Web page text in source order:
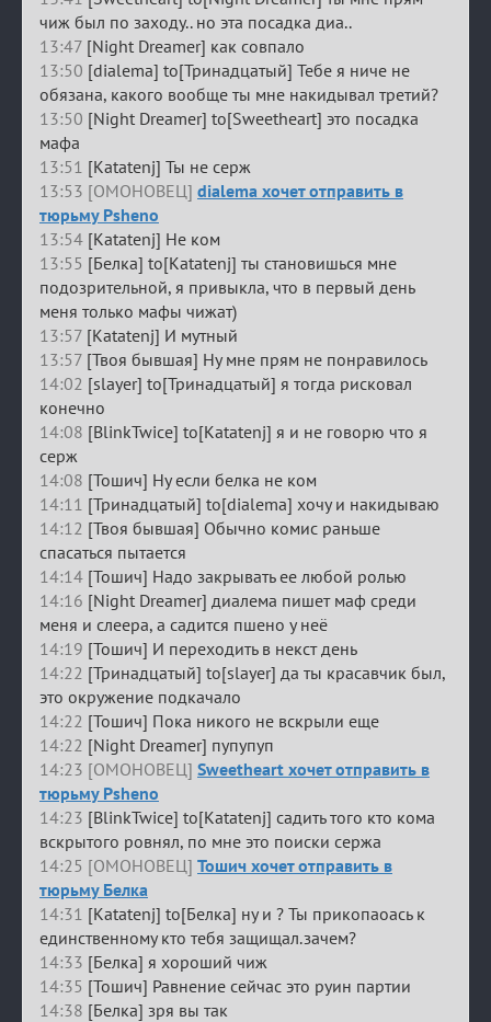
чиж был по заходу.. но эта посадка диа..
13:47 [Night Dreamer] как совпало
13:50 [dialema] to[Тринадцатый] Тебе я ниче не
обязана, какого вообще ты мне накидывал третий?
13:50 [Night Dreamer] to[Sweetheart] это посадка
мафа
13:51 [Katatenj] Ты не серж
13:53 [ОМОНОВЕЦ] dialema хочет отправить в
тюрьму Psheno
13:54 [Katatenj] Не ком
13:55 [Белка] to[Katatenj] ты становишься мне
подозрительной, я привыкла, что в первый день
меня только мафы чижат)
13:57 [Katatenj] И мутный
13:57 [Твоя бывшая] Ну мне прям не понравилось
14:02 [slayer] to[Тринадцатый] я тогда рисковал
конечно
14:08 [BlinkTwice] to[Katatenj] я и не говорю что я
серж
14:08 [Тошич] Ну если белка не ком
14:11 [Тринадцатый] to[dialema] хочу и накидываю
14:12 [Твоя бывшая] Обычно комис раньше
спасаться пытается
14:14 [Тошич] Надо закрывать ее любой ролью
14:16 [Night Dreamer] диалема пишет маф среди
меня и слеера, а садится пшено у неё
14:19 [Тошич] И переходить в некст день
14:22 [Тринадцатый] to[slayer] да ты красавчик был,
это окружение подкачало
14:22 [Тошич] Пока никого не вскрыли еще
14:22 [Night Dreamer] пупупуп
14:23 [ОМОНОВЕЦ] Sweetheart хочет отправить в
тюрьму Psheno
14:23 [BlinkTwice] to[Katatenj] садить того кто кома
вскрытого ровнял, по мне это поиски сержа
14:25 [ОМОНОВЕЦ] Тошич хочет отправить в
тюрьму Белка
14:31 [Katatenj] to[Белка] ну и ? Ты прикопаоась к
единственному кто тебя защищал.зачем?
14:33 [Белка] я хороший чиж
14:35 [Тошич] Равнение сейчас это руин партии
14:38 [Белка] зря вы так